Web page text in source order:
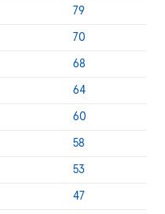
79
70
68
64
60
58
53
47